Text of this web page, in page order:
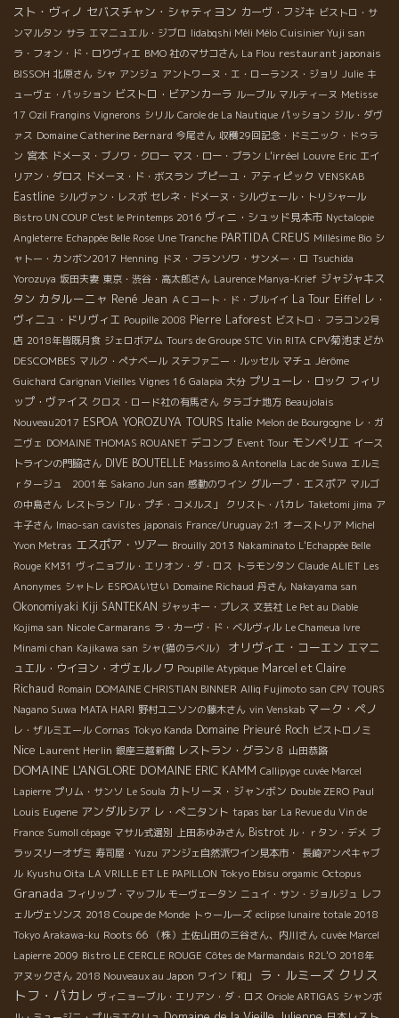
スト・ヴィノ セバスチャン・シャティヨン カーヴ・フジキ ビストロ・サ
ンマルタン サラ エマニュエル・ジブロ Iidabqshi Méli Mélo Cuisinier Yuji san
ラ・フォン・ド・ロりヴィエ BMO 社のマサコさん La Flou restaurant japonais
BISSOH 北原さん シャ アンジュ アントワーヌ・エ・ローランス・ジョリ Julie キ
ューヴェ・パッション ビストロ・ビアンカーラ ルーブル マルティーヌ Metisse
17 Ozil Frangins Vignerons シリル Carole de La Nautique パッション ジル・ダヴ
ァス Domaine Catherine Bernard 今尾さん 収穫29回記念・ドミニック・ドゥラ
ン 宮本 ドメーヌ・ブノワ・クロー マス・ロー・ブラン L'irréel Louvre Eric エイ
リアン・ダロス ドメーヌ・ド・ボスラン プピーユ・アティピック VENSKAB
Eastline シルヴァン・レスポ セレネ・ドメーヌ・シルヴェール・トリシャール
Bistro UN COUP C'est le Printemps 2016 ヴィニ・シュッド見本市 Nyctalopie
Angleterre Echappée Belle Rose Une Tranche PARTIDA CREUS Millésime Bio シ
ャトー・カンボン2017 Henning ドヌ・フランソワ・サンメー・ロ Tsuchida
Yorozuya 坂田夫妻 東京・渋谷・高太郎さん Laurence Manya-Krief ジャジャキス
タン カタルーニャ René Jean ＡＣコート・ド・ブルイイ La Tour Eiffel レ・
ヴィニュ・ドリヴィエ Poupille 2008 Pierre Laforest ビストロ・フラコン2号
店 2018年皆既月食 ジェロボアム Tours de Groupe STC Vin RITA CPV菊池まどか
DESCOMBES マルク・ぺナベール ステファニー・ルッセル マチュ Jérôme
Guichard Carignan Vieilles Vignes 16 Galapia 大分 プリューレ・ロック フィリ
ップ・ヴァイス クロス・ロード社の有馬さん タラゴナ地方 Beaujolais
Nouveau2017 ESPOA YOROZUYA TOURS Italie Melon de Bourgogne レ・ガ
ニヴェ DOMAINE THOMAS ROUANET デコンブ Event Tour モンペリエ イース
トラインの門脇さん DIVE BOUTELLE Massimo & Antonella Lac de Suwa エルミ
ｒタージュ 2001年 Sakano Jun san 感動のワイン グループ・エスポア マルゴ
の中島さん レストラン「ル・プチ・コメルス」 クリスト・パカレ Taketomi jima ア
キ子さん Imao-san cavistes japonais France/Uruguay 2:1 オーストリア Michel
Yvon Metras エスポア・ツアー Brouilly 2013 Nakaminato L'Echappée Belle
Rouge KM31 ヴィニョブル・エリオン・ダ・ロス トラモンタン Claude ALIET Les
Anonymes シャトレ ESPOAいせい Domaine Richaud 丹さん Nakayama san
Okonomiyaki Kiji SANTEKAN ジャッキー・プレス 文芸社 Le Pet au Diable
Kojima san Nicole Carmarans ラ・カーヴ・ド・ベルヴィル Le Chameua Ivre
Minami chan Kajikawa san シャ(猫のラベル） オリヴィエ・コーエン エマニ
ュエル・ウイヨン・オヴェルノワ Poupille Atypique Marcel et Claire
Richaud Romain DOMAINE CHRISTIAN BINNER Alliq Fujimoto san CPV TOURS
Nagano Suwa MATA HARI 野村ユニソンの藤木さん vin Venskab マーク・ペノ
レ・ザルミエール Cornas Tokyo Kanda Domaine Prieuré Roch ビストロノミ
Nice Laurent Herlin 銀座三越新館 レストラン・グラン８ 山田恭路
DOMAINE L'ANGLORE DOMAINE ERIC KAMM Callipyge cuvée Marcel
Lapierre プリム・サンソ Le Soula カトリーヌ・ジャンボン Double ZERO Paul
Louis Eugene アンダルシア レ・ぺニタント tapas bar La Revue du Vin de
France Sumoll cépage マサル式選別 上田あゆみさん Bistrot ル・ｒタン・デメ ブ
ラッスリーオザミ 寿司屋・Yuzu アンジェ自然派ワイン見本市・ 長崎アンペキャブ
ル Kyushu Oita LA VRILLE ET LE PAPILLON Tokyo Ebisu orgamic Octopus
Granada フィリップ・マッフル モーヴェータン ニュイ・サン・ジョルジュ レフ
ェルヴェソンス 2018 Coupe de Monde トゥールーズ eclipse lunaire totale 2018
Tokyo Arakawa-ku Roots 66 （株）土佐山田の三谷さん、内川さん cuvée Marcel
Lapierre 2009 Bistro LE CERCLE ROUGE Côtes de Marmandais R2L'O 2018年
アヌックさん 2018 Nouveaux au Japon ワイン「和」 ラ・ルミーズ クリス
トフ・パカレ ヴィニョーブル・エリアン・ダ・ロス Oriole ARTIGAS シャンボ